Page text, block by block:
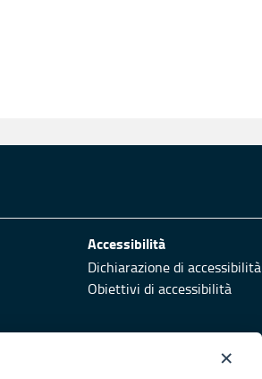
Accessibilità
Dichiarazione di accessibilità
Obiettivi di accessibilità
×